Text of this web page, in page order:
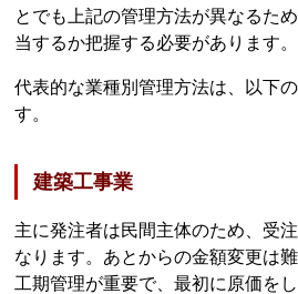
とでも上記の管理方法が異なるた
当するか把握する必要があります。
代表的な業種別管理方法は、以下
す。
建築工事業
主に発注者は民間主体のため、受
なります。あとからの金額変更は
工期管理が重要で、最初に原価を